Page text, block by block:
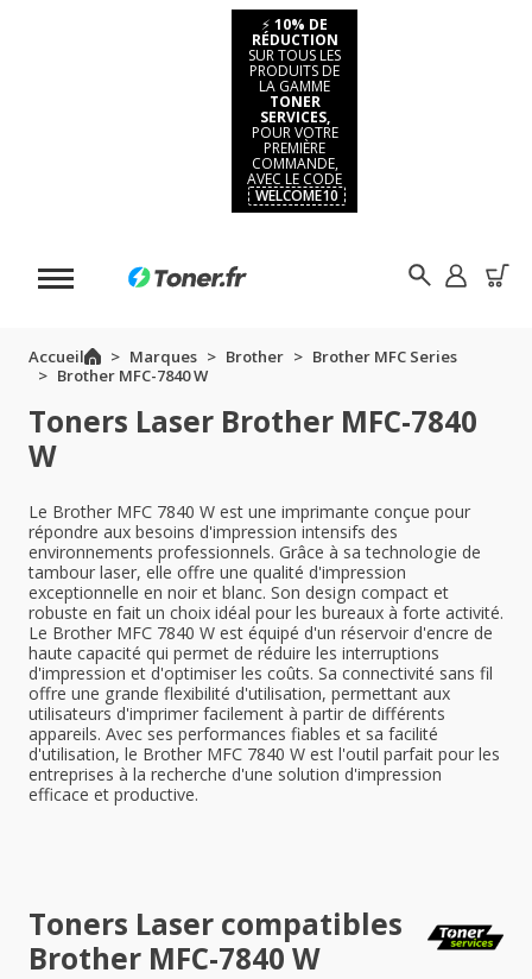
⚡ 10% DE
RÉDUCTION
SUR TOUS LES
PRODUITS DE
LA GAMME
TONER
SERVICES,
POUR VOTRE
PREMIÈRE
COMMANDE,
AVEC LE CODE
WELCOME10
Accueil Marques Brother
Brother MFC Series
Brother MFC-7840 W
Toners Laser Brother MFC-7840
W
Le Brother MFC 7840 W est une imprimante conçue pour
répondre aux besoins d'impression intensifs des
environnements professionnels. Grâce à sa technologie de
tambour laser, elle offre une qualité d'impression
exceptionnelle en noir et blanc. Son design compact et
robuste en fait un choix idéal pour les bureaux à forte activité.
Le Brother MFC 7840 W est équipé d'un réservoir d'encre de
haute capacité qui permet de réduire les interruptions
d'impression et d'optimiser les coûts. Sa connectivité sans fil
offre une grande flexibilité d'utilisation, permettant aux
utilisateurs d'imprimer facilement à partir de différents
appareils. Avec ses performances fiables et sa facilité
d'utilisation, le Brother MFC 7840 W est l'outil parfait pour les
entreprises à la recherche d'une solution d'impression
efficace et productive.
Toners Laser compatibles
Brother MFC-7840 W